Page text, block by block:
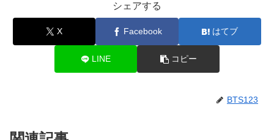
シェアする
X Facebook はてブ
LINE コピー
BTS123